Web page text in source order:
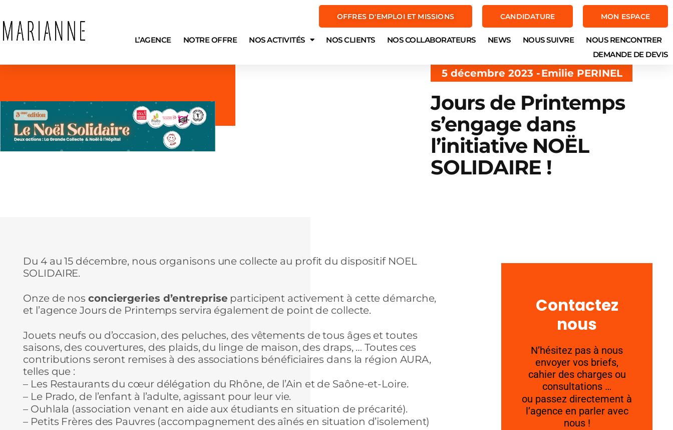
OFFRES D'EMPLOI ET MISSIONS CANDIDATURE MON ESPACE
L’AGENCE NOTRE OFFRE NOS ACTIVITÉS NOS CLIENTS NOS COLLABORATEURS NEWS NOUS SUIVRE
NOUS RENCONTRER
DEMANDE DE DEVIS
5 décembre 2023 -Emilie PERINEL
Jours de Printemps
s’engage dans
l’initiative NOËL
SOLIDAIRE !
Du 4 au 15 décembre, nous organisons une collecte au profit du dispositif NOEL
SOLIDAIRE.
Onze de nosconciergeries d’entreprise participent activement à cette démarche,
et l’agence Jours de Printemps servira également de point de collecte.
Jouets neufs ou d’occasion, des peluches, des vêtements de tous âges et toutes
saisons, des couvertures, des plaids, du linge de maison, des draps, … Toutes ces
contributions seront remises à des associations bénéficiaires dans la région AURA,
telles que :
– Les Restaurants du cœur délégation du Rhône, de l’Ain et de Saône-et-Loire.
– Le Prado, de l’enfant à l’adulte, agissant pour leur vie.
– Ouhlala (association venant en aide aux étudiants en situation de précarité).
– Petits Frères des Pauvres (accompagnement des aînés en situation d’isolement)
Contactez
nous
N’hésitez pas à nous
envoyer vos briefs,
cahier des charges ou
consultations …
ou passez directement à
l’agence en parler avec
nous !